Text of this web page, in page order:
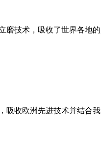
技术，吸收了世界各地
收欧洲先进技术并结合